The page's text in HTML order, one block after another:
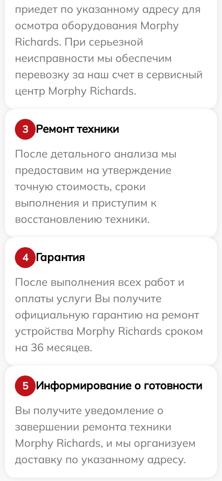
приедет по указанному адресу для
осмотра оборудования Morphy
Richards. При серьезной
неисправности мы обеспечим
перевозку за наш счет в сервисный
центр Morphy Richards.
3
Ремонт техники
После детального анализа мы
предоставим на утверждение
точную стоимость, сроки
выполнения и приступим к
восстановлению техники.
4
Гарантия
После выполнения всех работ и
оплаты услуги Вы получите
официальную гарантию на ремонт
устройства Morphy Richards сроком
на 36 месяцев.
5
Информирование о готовности
Вы получите уведомление о
завершении ремонта техники
Morphy Richards, и мы организуем
доставку по указанному адресу.